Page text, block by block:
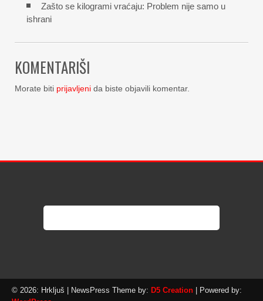
Zašto se kilogrami vraćaju: Problem nije samo u
ishrani
KOMENTARIŠI
Morate biti prijavljeni da biste objavili komentar.
© 2026: Hrkljuš | NewsPress Theme by: D5 Creation | Powered by: